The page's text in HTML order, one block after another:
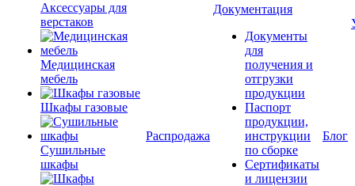
Аксессуары для
верстаков
Медицинская
мебель
Шкафы газовые
Сушильные
шкафы
Распродажа
Документация
Документы
для
получения и
отгрузки
продукции
Паспорт
продукции,
инструкции
по сборке
Сертификаты
и лицензии
Блог